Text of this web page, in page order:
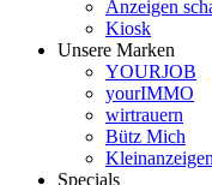
Anzeigen
Kiosk
Unsere Marken
YOURJOB
yourIMMO
wirtrauern
Bütz Mich
Specials